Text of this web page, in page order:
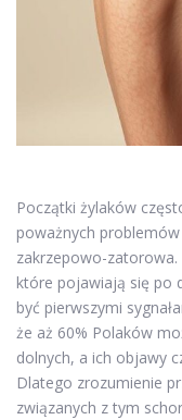
Początki żylaków
poważnych
zakrzepowo-
które pojawiają się po
być pierwszymi
że aż 60% Polaków
dolnych, a ich objawy
Dlatego zrozumienie
związanych z tym